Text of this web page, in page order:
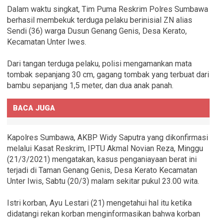
Dalam waktu singkat, Tim Puma Reskrim Polres Sumbawa
berhasil membekuk terduga pelaku berinisial ZN alias
Sendi (36) warga Dusun Genang Genis, Desa Kerato,
Kecamatan Unter Iwes.
Dari tangan terduga pelaku, polisi mengamankan mata
tombak sepanjang 30 cm, gagang tombak yang terbuat dari
bambu sepanjang 1,5 meter, dan dua anak panah.
BACA JUGA
Kapolres Sumbawa, AKBP Widy Saputra yang dikonfirmasi
melalui Kasat Reskrim, IPTU Akmal Novian Reza, Minggu
(21/3/2021) mengatakan, kasus penganiayaan berat ini
terjadi di Taman Genang Genis, Desa Kerato Kecamatan
Unter Iwis, Sabtu (20/3) malam sekitar pukul 23.00 wita.
Istri korban, Ayu Lestari (21) mengetahui hal itu ketika
didatangi rekan korban menginformasikan bahwa korban